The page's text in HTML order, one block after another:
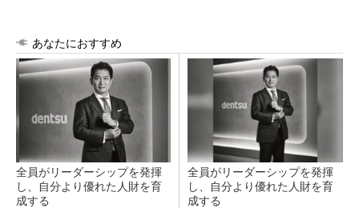
あなたにおすすめ
全員がリーダーシップを発揮
し、自分より優れた人財を育
成する
全員がリーダーシップを発揮
し、自分より優れた人財を育
成する